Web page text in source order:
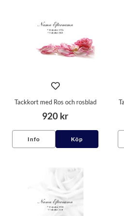
Tackkort med Ros och rosblad
920 kr
Info Köp